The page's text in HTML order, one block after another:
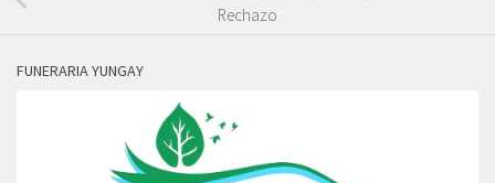
Rechazo
FUNERARIA YUNGAY